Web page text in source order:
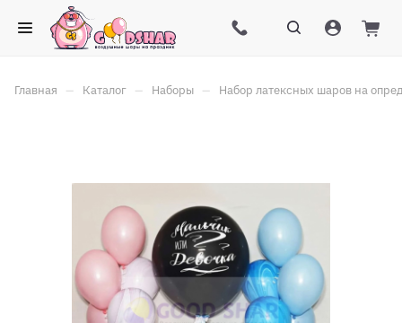
Главная – Каталог – Наборы – Набор латексных шаров на